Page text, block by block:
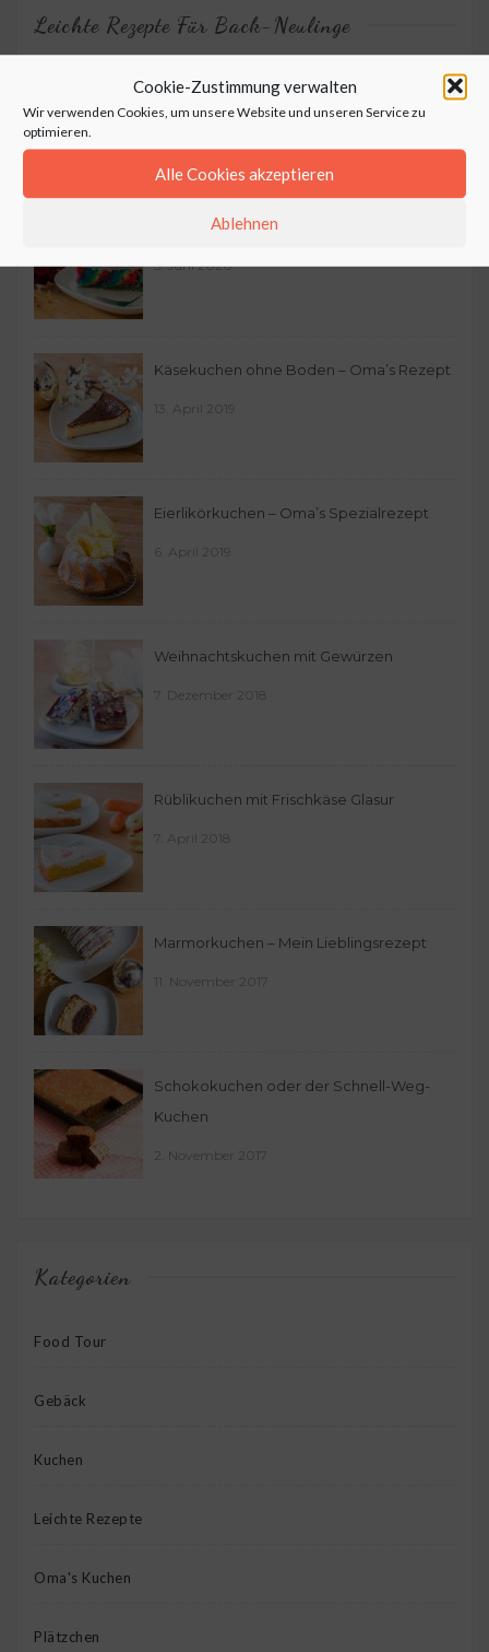
Cookie-Zustimmung verwalten
Wir verwenden Cookies, um unsere Website und unseren Service zu
optimieren.
Alle Cookies akzeptieren
Ablehnen
Leichte Rezepte Für Back-Neulinge
Heidesand mit Marzipan – Oma’s
Plätzchen
13. Dezember 2020
Bunter Zebrakuchen
5. Juni 2020
Käsekuchen ohne Boden – Oma’s Rezept
13. April 2019
Eierlikörkuchen – Oma’s Spezialrezept
6. April 2019
Weihnachtskuchen mit Gewürzen
7. Dezember 2018
Rüblikuchen mit Frischkäse Glasur
7. April 2018
Marmorkuchen – Mein Lieblingsrezept
11. November 2017
Schokokuchen oder der Schnell-Weg-
Kuchen
2. November 2017
Kategorien
Food Tour
Gebäck
Kuchen
Leichte Rezepte
Oma's Kuchen
Plätzchen